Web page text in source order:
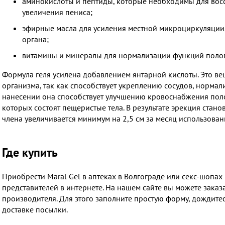
увеличения пениса;
эфирные масла для усиления местной
органа;
витамины и минералы для нормализации функций
Формула геля усилена добавлением янтарной кислоты. Это
организма, так как способствует укреплению сосудов,
нанесении она способствует улучшению кровоснабжения
которых состоят пещеристые тела. В результате эрекция
члена увеличивается минимум на 2,5 см за месяц
Где купить
Приобрести Maral Gel в аптеках в Волгограде или секс-
представителей в интернете. На нашем сайте вы можете
производителя. Для этого заполните простую форму,
доставке посылки.